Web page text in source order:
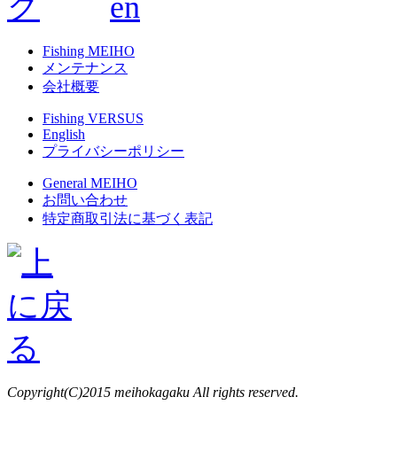
Fishing MEIHO
メンテナンス
会社概要
Fishing VERSUS
English
プライバシーポリシー
General MEIHO
お問い合わせ
特定商取引法に基づく表記
Copyright(C)2015 meihokagaku All rights reserved.